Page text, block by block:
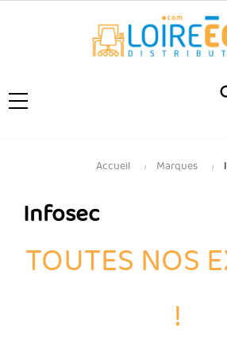
Accueil Marques
Infosec
TOUTES NOS
!